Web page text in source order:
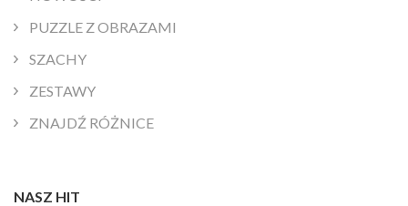
PUZZLE Z OBRAZAMI
SZACHY
ZESTAWY
ZNAJDŹ RÓŻNICE
NASZ HIT